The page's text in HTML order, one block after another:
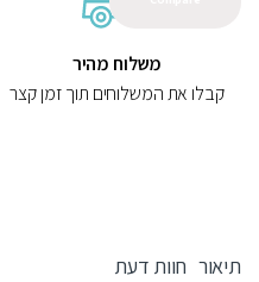
משלוח מהיר
קבלו את המשלוחים תוך זמן קצר
תיאור חוות דעת